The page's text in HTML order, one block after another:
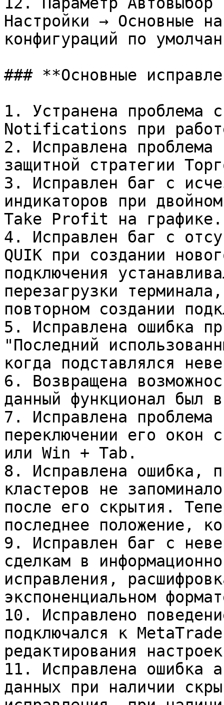
Настройки → Основные
конфигураций по
### **Основные
1. Устранена проблема
Notifications при
2. Исправлена проблема
защитной стратегии
3. Исправлен баг с
индикаторов при
Take Profit на графике.
4. Исправлен баг с
QUIK при создании
подключения
перезагрузки
повторном создании
5. Исправлена ошибка
"Последний
когда подставлялся
6. Возвращена
данный функционал был
7. Исправлена проблема
переключении его
или Win + Tab.
8. Исправлена ошибка,
кластеров не
после его скрытия.
последнее положение,
9. Исправлен баг с
сделкам в
исправления,
экспоненциальном
10. Исправлено
подключался к
редактирования
11. Исправлена ошибка
данных при наличии